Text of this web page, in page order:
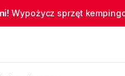
Wypożycz sprzęt